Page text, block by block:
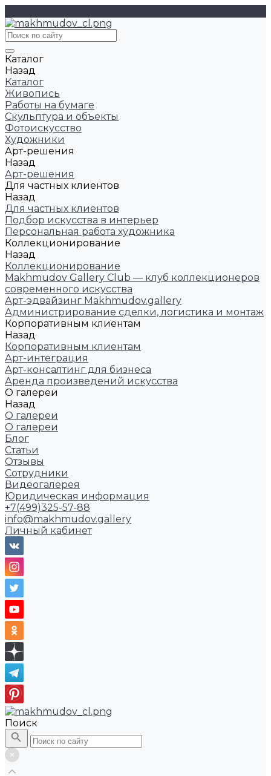
Каталог
Назад
Каталог
Живопись
Работы на бумаге
Скульптура и объекты
Фотоискусство
Художники
Арт-решения
Назад
Арт-решения
Для частных клиентов
Назад
Для частных клиентов
Подбор искусства в интерьер
Персональная работа художника
Коллекционирование
Назад
Коллекционирование
Makhmudov Gallery Club — клуб коллекционеров
современного искусства
Арт-эдвайзинг Makhmudov.gallery
Администрирование сделки, логистика и монтаж
Корпоративным клиентам
Назад
Корпоративным клиентам
Арт-интеграция
Арт-консалтинг для бизнеса
Аренда произведений искусства
О галереи
Назад
О галереи
О галереи
Блог
Статьи
Отзывы
Сотрудники
Видеогалерея
Юридическая информация
+7(499)325-57-88
info@makhmudov.gallery
Личный кабинет
Поиск